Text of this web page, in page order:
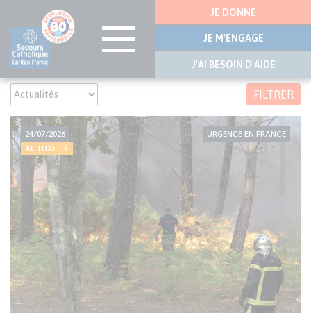
Aller
principal
latérale
JE DONNE
JE M'ENGAGE
J'AI BESOIN D'AIDE
FILTRER
24/07/2026
ACTUALITÉ
URGENCE EN FRANCE